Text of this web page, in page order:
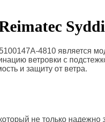
4810 является
ветровки с
и защиту от ветра.
не только